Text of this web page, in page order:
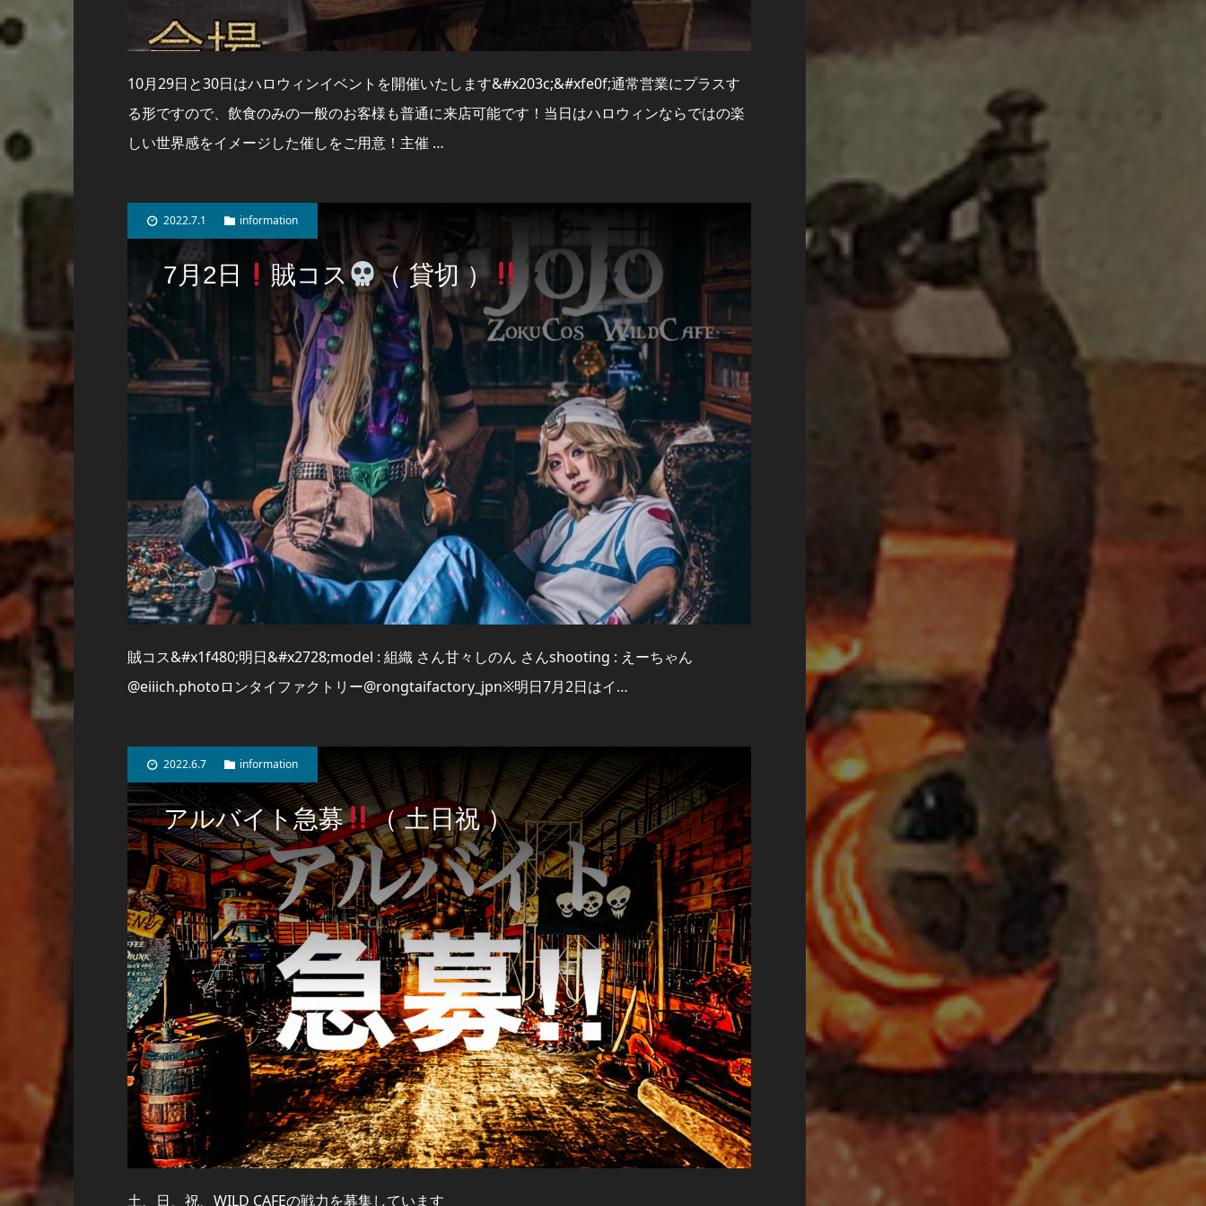
10月29日と30日はハロウィンイベントを開催いたします&#x203c;&#xfe0f;通常営業にプラスす
る形ですので、飲食のみの一般のお客様も普通に来店可能です！当日はハロウィンならではの楽
しい世界感をイメージした催しをご用意！主催 …
2022.7.1 information
7月2日 賊コス （ 貸切 ）
賊コス&#x1f480;明日&#x2728;model : 組織 さん甘々しのん さんshooting : えーちゃん
@eiiich.photoロンタイファクトリー@rongtaifactory_jpn※明日7月2日はイ…
2022.6.7 information
アルバイト急募 （ 土日祝 ）
土、日、祝、WILD CAFEの戦力を募集しています